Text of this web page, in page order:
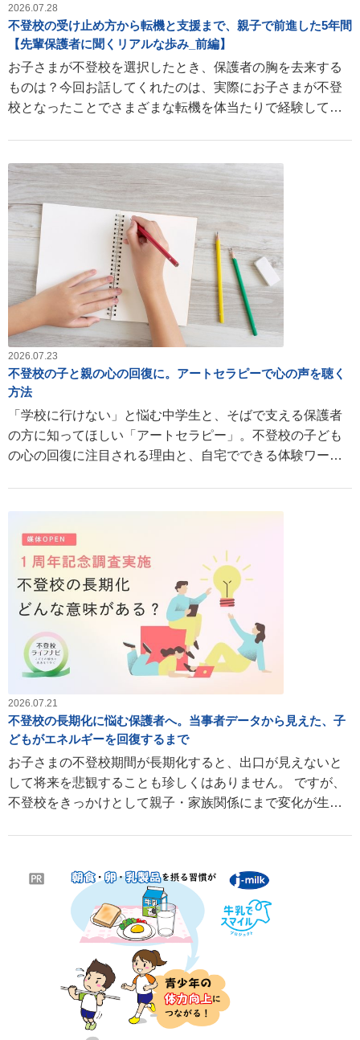
2026.07.28
不登校の受け止め方から転機と支援まで、親子で前進した5年間
【先輩保護者に聞くリアルな歩み_前編】
お子さまが不登校を選択したとき、保護者の胸を去来する
ものは？今回お話してくれたのは、実際にお子さまが不登
校となったことでさまざまな転機を体当たりで経験してき
2026.07.23
不登校の子と親の心の回復に。アートセラピーで心の声を聴く
方法
「学校に行けない」と悩む中学生と、そばで支える保護者
の方に知ってほしい「アートセラピー」。不登校の子ども
の心の回復に注目される理由と、自宅でできる体験ワーク
2026.07.21
不登校の長期化に悩む保護者へ。当事者データから見えた、子
どもがエネルギーを回復するまで
お子さまの不登校期間が長期化すると、出口が見えないと
して将来を悲観することも珍しくはありません。 ですが、
不登校をきっかけとして親子・家族関係にまで変化が生ま